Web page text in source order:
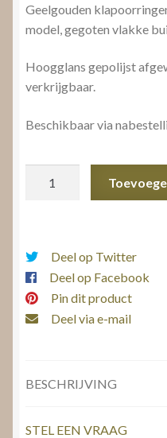
Geelgouden
model, gegoten vlakke
Hoogglans gepolijst
verkrijgbaar.
Beschikbaar via
Deel op Twitter
Deel op Facebook
Pin dit product
Deel via e-mail
BESCHRIJVING
STEL EEN VRAAG